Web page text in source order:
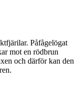
Påfågelögat
mot en rödbrun
och därför kan den